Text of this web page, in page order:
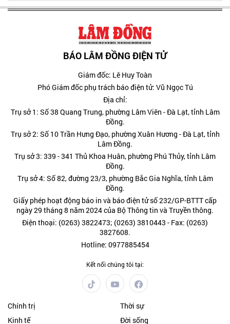
BÁO LÂM ĐỒNG ĐIỆN TỬ
Giám đốc: Lê Huy Toàn
Phó Giám đốc phụ trách báo điện tử: Vũ Ngọc Tú
Địa chỉ:
Trụ sở 1: Số 38 Quang Trung, phường Lâm Viên - Đà Lạt, tỉnh Lâm
Đồng.
Trụ sở 2: Số 10 Trần Hưng Đạo, phường Xuân Hương - Đà Lạt, tỉnh
Lâm Đồng.
Trụ sở 3: 339 - 341 Thủ Khoa Huân, phường Phú Thủy, tỉnh Lâm
Đồng.
Trụ sở 4: Số 82, đường 23/3, phường Bắc Gia Nghĩa, tỉnh Lâm
Đồng.
Giấy phép hoạt động báo in và báo điện tử số 232/GP-BTTT cấp
ngày 29 tháng 8 năm 2024 của Bộ Thông tin và Truyền thông.
Điện thoại: (0263) 3822473; (0263) 3810443 - Fax: (0263)
3827608.
Hotline: 0977885454
Kết nối chúng tôi tại:
Chính trị
Thời sự
Kinh tế
Đời sống